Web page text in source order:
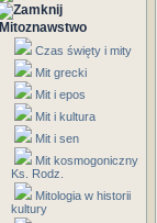
Mitoznawstwo
Czas święty i mity
Mit grecki
Mit i epos
Mit i kultura
Mit i sen
Mit kosmogoniczny
Ks. Rodz.
Mitologia w historii
kultury